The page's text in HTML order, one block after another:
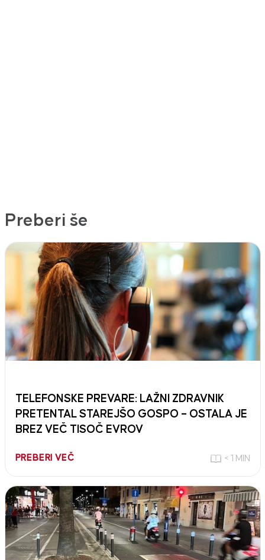
Preberi še
TELEFONSKE PREVARE: LAŽNI ZDRAVNIK
PRETENTAL STAREJŠO GOSPO – OSTALA JE
BREZ VEČ TISOČ EVROV
PREBERI VEČ < 1 MIN